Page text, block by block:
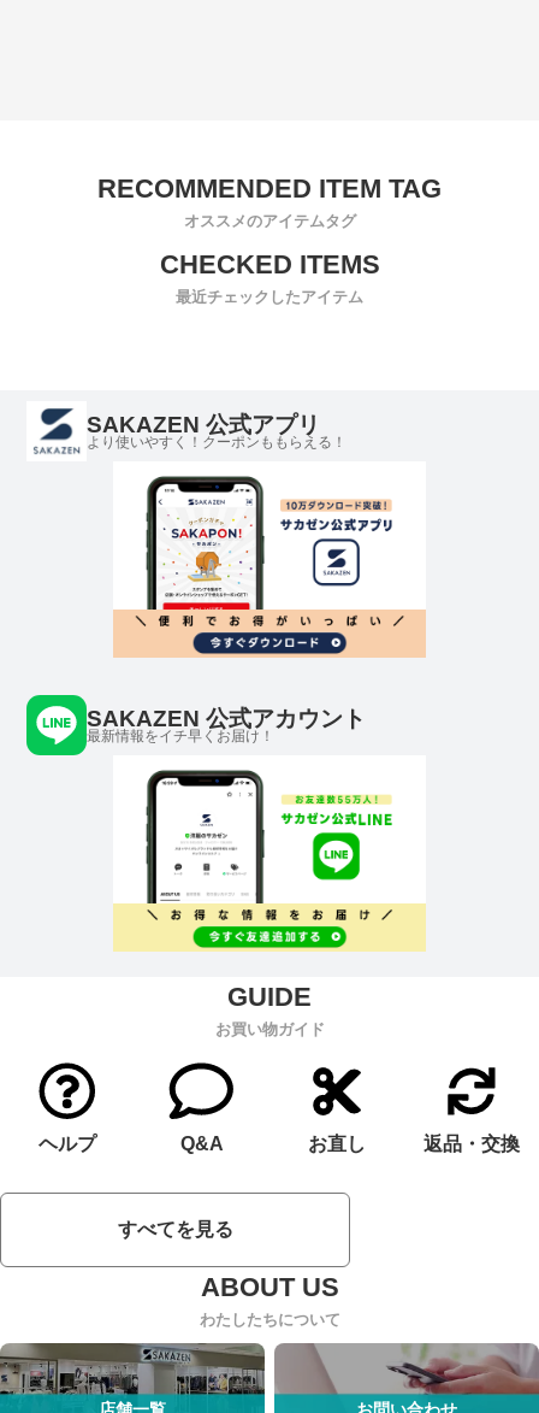
オススメのアイテムタグ
最近チェックしたアイテム
SAKAZEN 公式アプリ
より使いやすく！クーポンももらえる！
SAKAZEN 公式アカウント
最新情報をイチ早くお届け！
お買い物ガイド
ヘルプ Q&A お直し 返品・交換
すべてを見る
わたしたちについて